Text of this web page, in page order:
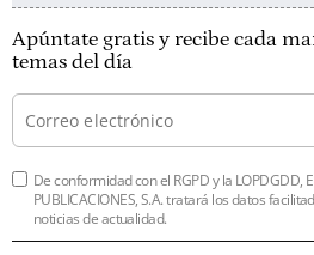
Apúntate gratis y recibe cada
temas del día
De conformidad con el RGPD y la LOPDGDD,
PUBLICACIONES, S.A. tratará los datos
noticias de actualidad.